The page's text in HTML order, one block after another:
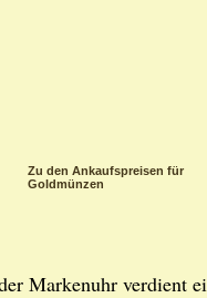
Zu den Ankaufspreisen für
Goldmünzen
Markenuhr verdient